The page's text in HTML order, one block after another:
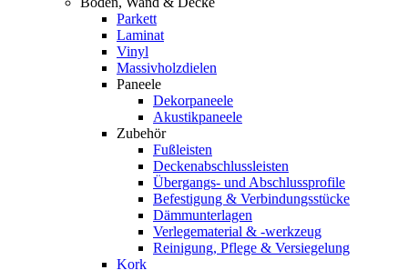
Parkett
Laminat
Vinyl
Massivholzdielen
Paneele
Dekorpaneele
Akustikpaneele
Zubehör
Fußleisten
Deckenabschlussleisten
Übergangs- und Abschlussprofile
Befestigung & Verbindungsstücke
Dämmunterlagen
Verlegematerial & -werkzeug
Reinigung, Pflege & Versiegelung
Kork